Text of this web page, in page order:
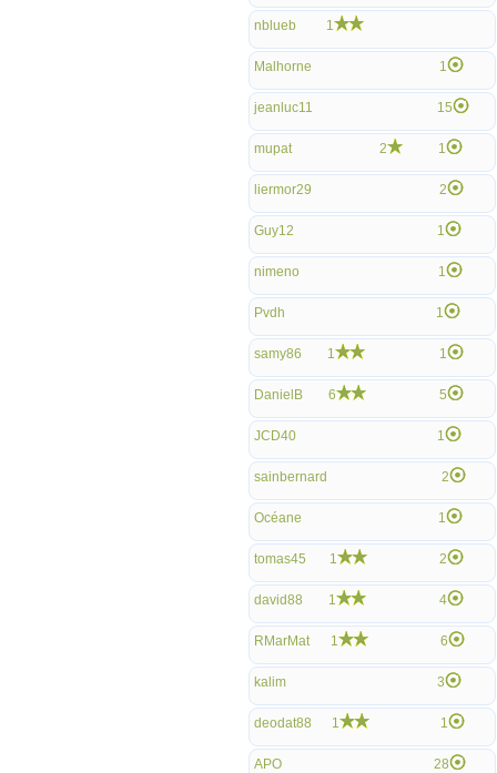
nblueb 1
Malhorne 1
jeanluc11 15
mupat 2 1
liermor29 2
Guy12 1
nimeno 1
Pvdh 1
samy86 1 1
DanielB 6 5
JCD40 1
sainbernard 2
Océane 1
tomas45 1 2
david88 1 4
RMarMat 1 6
kalim 3
deodat88 1 1
APO 28